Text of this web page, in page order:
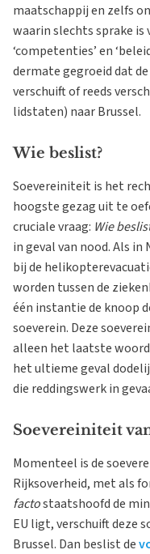
maatschappij en zelfs
waarin slechts sprake is
‘competenties’ en
dermate gegroeid dat
verschuift of reeds
lidstaten) naar Brussel.
Wie beslist?
Soevereiniteit is het
hoogste gezag uit te
cruciale vraag: Wie
in geval van nood. Als
bij de
worden tussen de
één instantie de knoop
soeverein. Deze
alleen het laatste
het ultieme geval
die reddingswerk in
Soevereiniteit
Momenteel is de
Rijksoverheid, met als
factostaatshoofd de
EU ligt, verschuift deze
Brussel. Dan beslist de